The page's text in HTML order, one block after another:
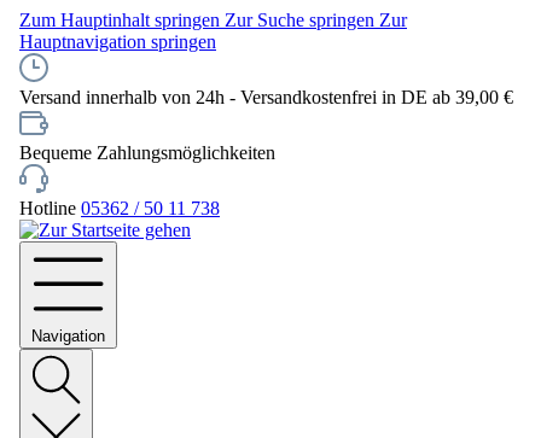
Zum Hauptinhalt springen Zur Suche springen Zur
Hauptnavigation springen
Versand innerhalb von 24h - Versandkostenfrei in DE ab 39,00 €
Bequeme Zahlungsmöglichkeiten
Hotline 05362 / 50 11 738
Navigation